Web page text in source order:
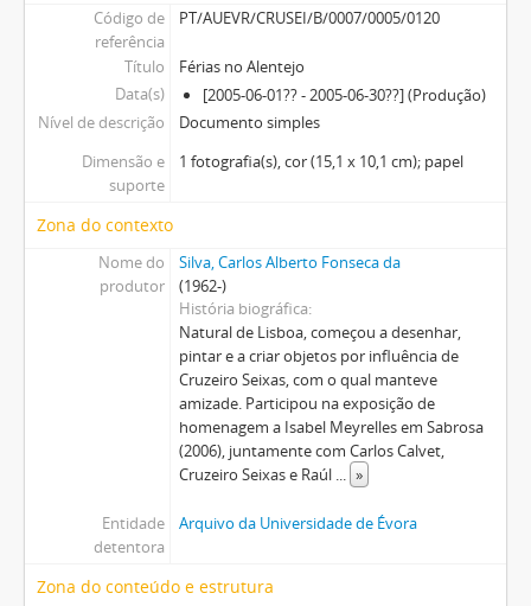
Código de
referência
PT/AUEVR/CRUSEI/B/0007/0005/0120
Título
Férias no Alentejo
Data(s)
[2005-06-01?? - 2005-06-30??] (Produção)
Nível de descrição
Documento simples
Dimensão e
suporte
1 fotografia(s), cor (15,1 x 10,1 cm); papel
Zona do contexto
Nome do
produtor
Silva, Carlos Alberto Fonseca da
(1962-)
História biográfica
Natural de Lisboa, começou a desenhar,
pintar e a criar objetos por influência de
Cruzeiro Seixas, com o qual manteve
amizade. Participou na exposição de
homenagem a Isabel Meyrelles em Sabrosa
(2006), juntamente com Carlos Calvet,
Cruzeiro Seixas e Raúl ... »
Entidade
detentora
Arquivo da Universidade de Évora
Zona do conteúdo e estrutura